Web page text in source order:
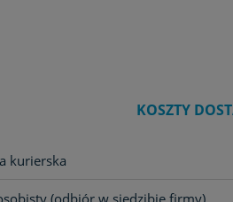
KOSZTY
kurierska
(odbiór w siedzibie firmy)